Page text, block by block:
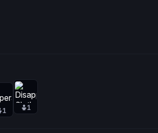
1 1